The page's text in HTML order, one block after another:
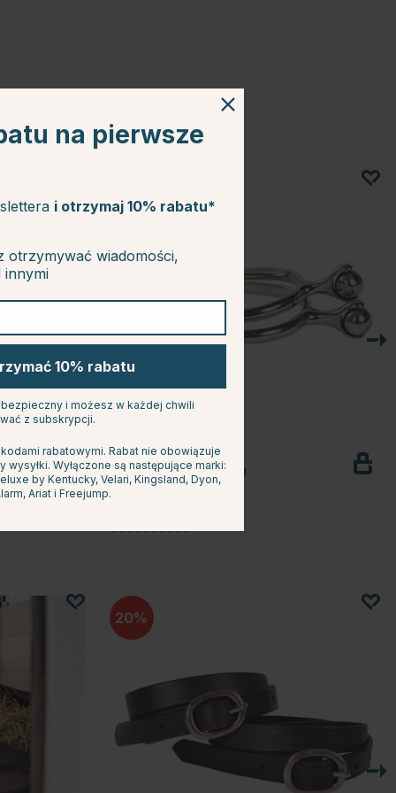
KÄLLQUIST EQUESTRIAN
Ostrogi z kulką obrotową
153.99 zł
20
na pierwsze
i otrzymaj 10% rabatu*
otrzymywać wiadomości,
innymi
10% rabatu
i możesz w każdej chwili
z subskrypcji.
rabatowymi. Rabat nie obowiązuje
Wyłączone są następujące marki:
by Kentucky, Velari, Kingsland, Dyon,
Ariat i Freejump.